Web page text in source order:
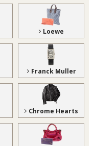
Loewe
Franck Muller
Chrome Hearts